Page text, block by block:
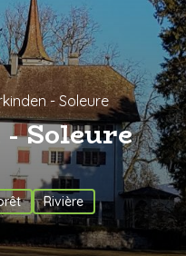
- Soleure
Soleure
Rivière